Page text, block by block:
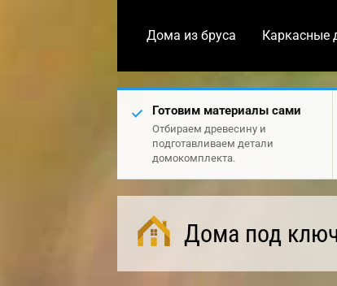
Дома из бруса Каркасные
Готовим материалы сами
Отбираем древесину и
подготавливаем детали
домокомплекта.
Дома под